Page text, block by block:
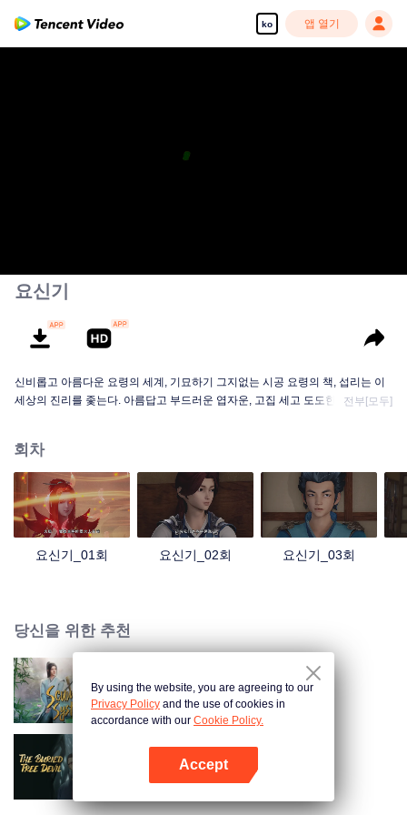
ko 앱 열기
요신기
신비롭고 아름다운 요령의 세계, 기묘하기 그지없는 시공 요령의 책, 섭리는 이
세상의 진리를 좇는다. 아름답고 부드러운 엽자운, 고집 세고 도도한 소응아, 그
전부[모두]
회차
요신기_01회 요신기_02회 요신기_03회
당신을 위한 추천
Scumbag System
도묘필기•진령신수
By using the website, you are agreeing to our
Privacy Policy and the use of cookies in
accordance with our Cookie Policy.
Accept